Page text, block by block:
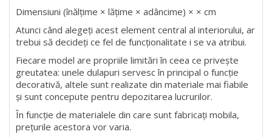
Dimensiuni (înălțime × lățime × adâncime) × × cm
Atunci când alegeți acest element central al interiorului, ar
trebui să decideți ce fel de funcționalitate i se va atribui.
Fiecare model are propriile limitări în ceea ce privește
greutatea: unele dulapuri servesc în principal o funcție
decorativă, altele sunt realizate din materiale mai fiabile
și sunt concepute pentru depozitarea lucrurilor.
În funcție de materialele din care sunt fabricați mobila,
prețurile acestora vor varia.